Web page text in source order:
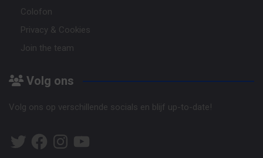
Colofon
Privacy & Cookies
Join the team
Volg ons
Volg ons op verschillende socials en blijf up-to-date!
TwitterFacebookInstagram
YouTube